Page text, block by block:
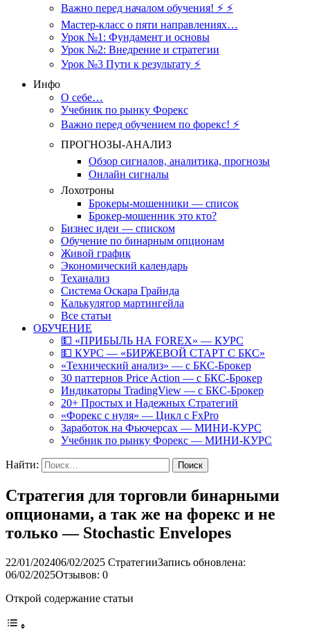
Важно перед началом обучения! ⚡ ⚡
Мастер-класс о пяти направлениях…
Урок №1: Фундамент и основы
Урок №2: Внедрение и стратегии
Урок №3 Пути к результату ⚡️
Инфо
О себе…
Учебник по рынку Форекс
Важно перед обучением по форекс! ⚡
ПРОГНОЗЫ-АНАЛИЗ
Обзор сигналов, аналитика, прогнозы
Онлайн сигналы
Лохотроны
Брокеры-мошенники — список
Брокер-мошенник это кто?
Бизнес идеи — списком
Обучение по бинарным опционам
Живой график
Экономический календарь
Теханализ
Система Оскара Грайнда
Калькулятор мартингейла
Все статьи
ОБУЧЕНИЕ
💵 «ПРИБЫЛЬ НА FOREX» — КУРС
💵 КУРС — «БИРЖЕВОЙ СТАРТ С БКС»
«Технический анализ» — с БКС-Брокер
30 паттернов Price Action — с БКС-Брокер
Индикаторы TradingView — с БКС-Брокер
20+ Простых и Надежных Стратегий
«Форекс с нуля» — Цикл с FxPro
Заработок на Фьючерсах — МИНИ-КУРС
Учебник по рынку Форекс — МИНИ-КУРС
Найти:
Стратегия для торговли бинарными
опционами, а так же на форекс и не
только — Stochastic Envelopes
22/01/202406/02/2025 СтратегииЗапись обновлена:
06/02/2025Отзывов: 0
Открой содержание статьи